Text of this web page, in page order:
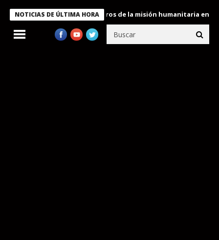
NOTICIAS DE ÚLTIMA HORA
condecora a miembros de la misión humanitaria enviada a